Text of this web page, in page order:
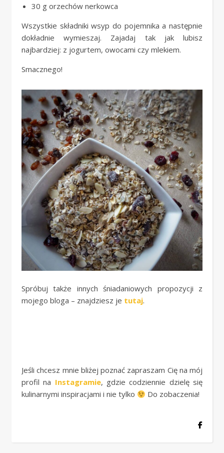
30 g orzechów nerkowca
Wszystkie składniki wsyp do pojemnika a następnie
dokładnie wymieszaj. Zajadaj tak jak lubisz
najbardziej: z jogurtem, owocami czy mlekiem.
Smacznego!
Spróbuj także innych śniadaniowych propozycji z
mojego bloga – znajdziesz je tutaj.
Jeśli chcesz mnie bliżej poznać zapraszam Cię na mój
profil na Instagramie, gdzie codziennie dzielę się
kulinarnymi inspiracjami i nie tylko
Do zobaczenia!